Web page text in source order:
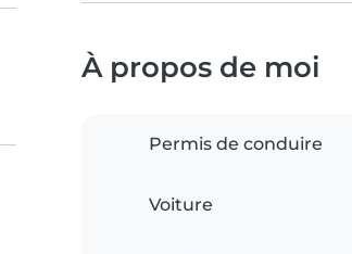
À propos de moi
Permis de conduire
Voiture